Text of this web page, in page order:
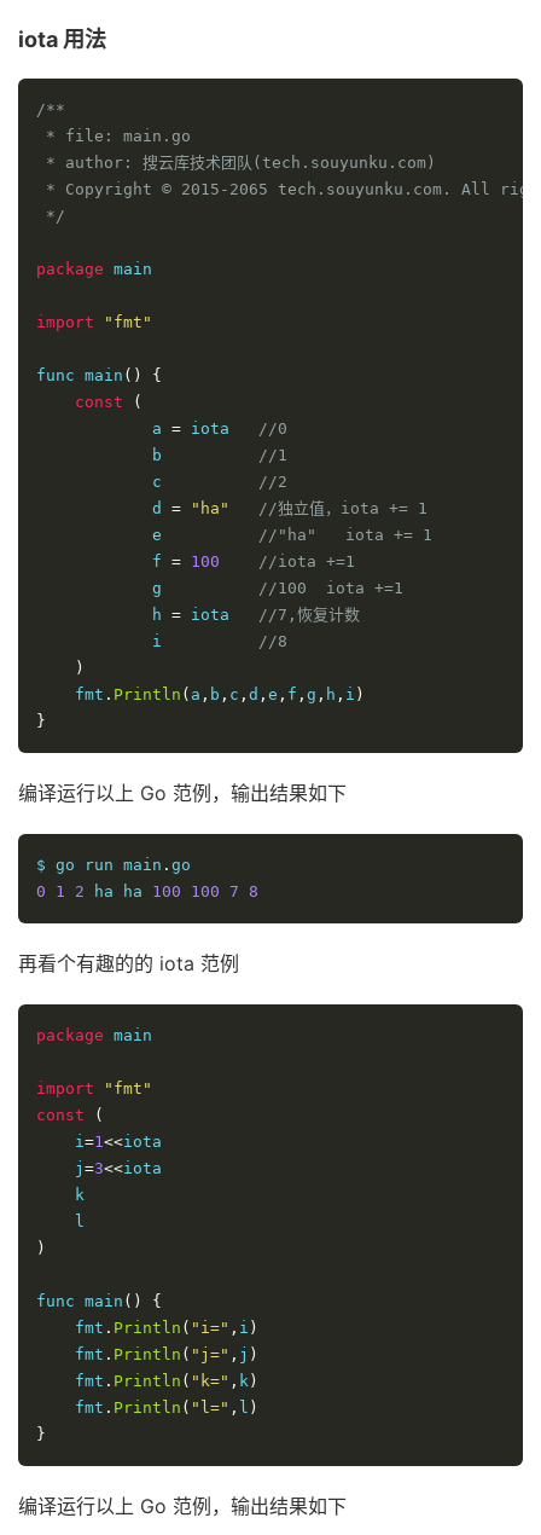
iota 用法
/**
* file: main.go
* author: 搜云库技术团队(tech.souyunku.com)
* Copyright © 2015-2065 tech.souyunku.com. All
*/
package main
import "fmt"
func main ()
{
const
(
            a
= iota //0
            b
//1
            c
//2
            d
= "ha"
//独立值，iota += 1
            e
//"ha"   iota += 1
            f
= 100
//iota +=1
            g
//100  iota +=1
            h
= iota //7,恢复计数
            i
//8
)
    fmt
. Println ( a , b , c , d , e , f , g , h , i )
}
编译运行以上 Go 范例，输出结果如下
$ go run main .
0
1 2 ha ha 100 100 7 8
再看个有趣的的 iota 范例
package main
import
"fmt"
const
(
    i
=1<<iota
    j
=3<<iota
    k
)
func main ()
{
    fmt
. Println ( "i=" , i )
    fmt
. Println ( "j=" , j )
    fmt
. Println ( "k=" , k )
    fmt
. Println ( "l=" , l )
}
编译运行以上 Go 范例，输出结果如下